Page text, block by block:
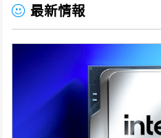
最新情報